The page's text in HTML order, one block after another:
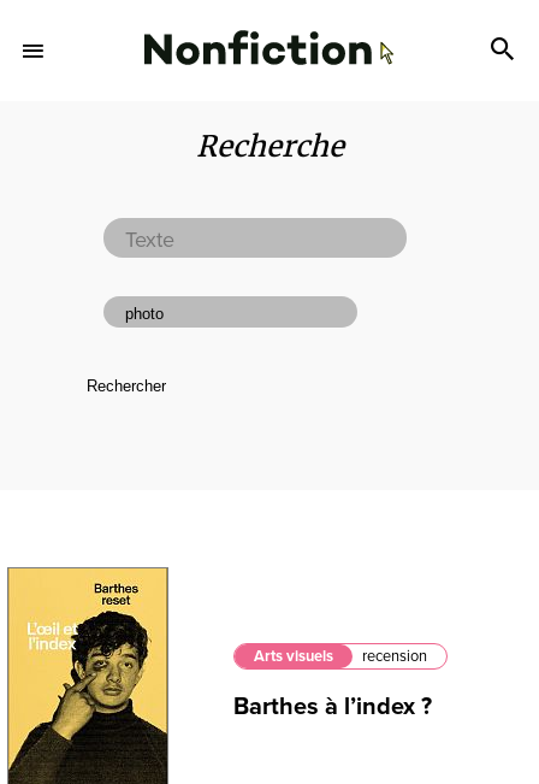
Recherche
Arts visuels recension
Barthes à l’index ?